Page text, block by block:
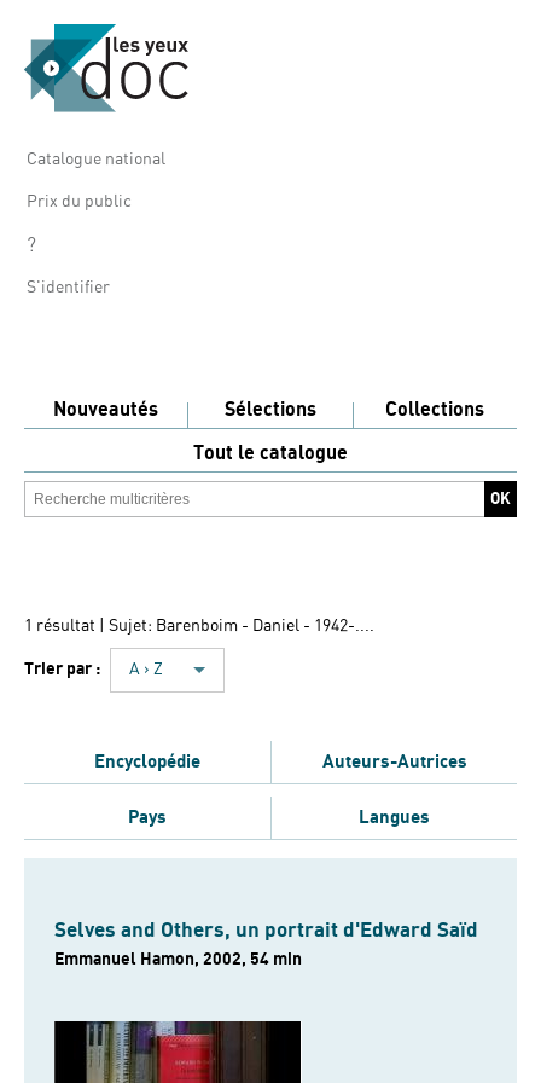
Catalogue national
Prix du public
?
S'identifier
Nouveautés Sélections
Collections
Tout le catalogue
1 résultat | Sujet: Barenboim - Daniel - 1942-....
Trier par : A › Z
Encyclopédie Auteurs-Autrices
Pays Langues
Selves and Others, un portrait d'Edward Saïd
Emmanuel Hamon, 2002, 54 min